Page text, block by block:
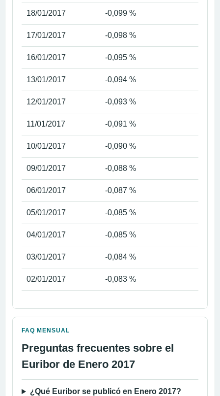
18/01/2017 -0,099 %
17/01/2017 -0,098 %
16/01/2017 -0,095 %
13/01/2017 -0,094 %
12/01/2017 -0,093 %
11/01/2017 -0,091 %
10/01/2017 -0,090 %
09/01/2017 -0,088 %
06/01/2017 -0,087 %
05/01/2017 -0,085 %
04/01/2017 -0,085 %
03/01/2017 -0,084 %
02/01/2017 -0,083 %
FAQ MENSUAL
Preguntas frecuentes sobre el
Euribor de Enero 2017
¿Qué Euribor se publicó en Enero 2017?